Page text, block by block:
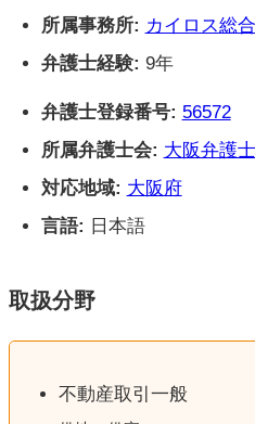
所属事務所: カイロス総
弁護士経験: 9年
弁護士登録番号: 56572
所属弁護士会: 大阪弁護
対応地域: 大阪府
言語: 日本語
取扱分野
不動産取引一般